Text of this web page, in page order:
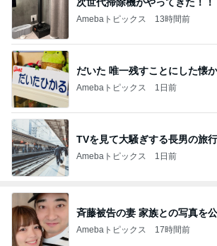
Amebaトピックス 13時間前
だいた 唯一残すことにした懐
Amebaトピックス 1日前
TVを見て大騒ぎする長男の旅行
Amebaトピックス 1日前
斉藤被告の妻 家族との写真を
Amebaトピックス 17時間前